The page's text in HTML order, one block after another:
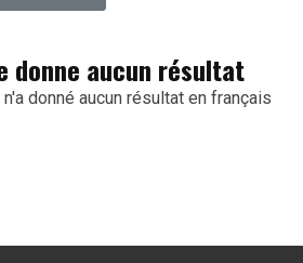
donne aucun résultat
donné aucun résultat en français